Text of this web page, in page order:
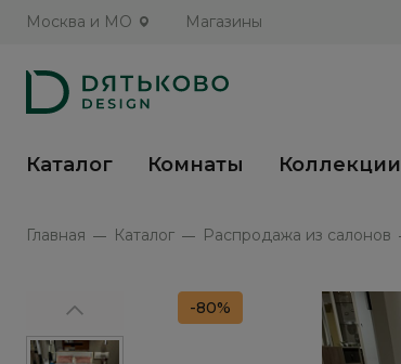
Москва и МО Магазины
Каталог Комнаты Коллекции
Главная Каталог Распродажа из салонов
-80%